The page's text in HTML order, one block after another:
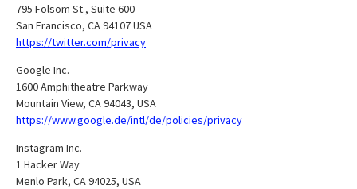
795 Folsom St., Suite 600
San Francisco, CA 94107 USA
https://twitter.com/privacy
Google Inc.
1600 Amphitheatre Parkway
Mountain View, CA 94043, USA
https://www.google.de/intl/de/policies/privacy
Instagram Inc.
1 Hacker Way
Menlo Park, CA 94025, USA